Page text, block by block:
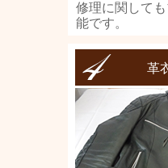
修理に関して
能です。
革